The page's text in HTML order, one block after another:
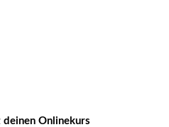
Onlinekurs